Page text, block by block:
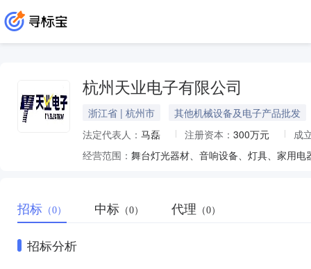
杭州天业电子有限公司
浙江省 | 杭州市
其他机械设备及电子产品批发
法定代表人： 马磊 注册资本： 300万元
成
经营范围： 舞台灯光器材、音响设备、灯具、家用
招标 （0） 中标 （0） 代理 （0）
招标分析